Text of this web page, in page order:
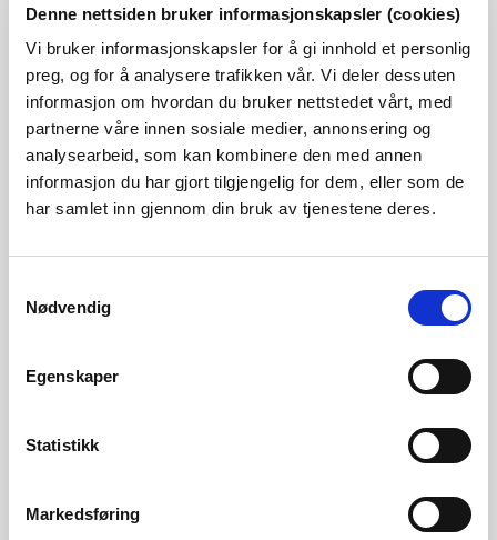
Denne nettsiden bruker informasjonskapsler (cookies)
Vi bruker informasjonskapsler for å gi innhold et personlig
preg, og for å analysere trafikken vår. Vi deler dessuten
informasjon om hvordan du bruker nettstedet vårt, med
partnerne våre innen sosiale medier, annonsering og
analysearbeid, som kan kombinere den med annen
informasjon du har gjort tilgjengelig for dem, eller som de
har samlet inn gjennom din bruk av tjenestene deres.
Nødvendig
Egenskaper
Statistikk
Markedsføring
Sørlige Norge -17,7 % -14,8 %
Nordlige Norge -3,3 % -1,9 %
Tjenesteyting
Industri
Sørlige Norge